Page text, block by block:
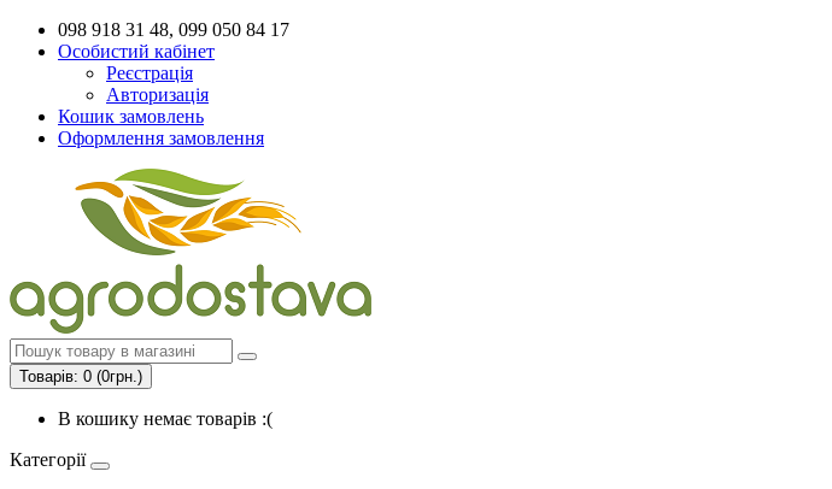
098 918 31 48, 099 050 84 17
Особистий кабінет
Реєстрація
Авторизація
Кошик замовлень
Оформлення замовлення
Товарів: 0 (0грн.)
В кошику немає товарів :(
Категорії